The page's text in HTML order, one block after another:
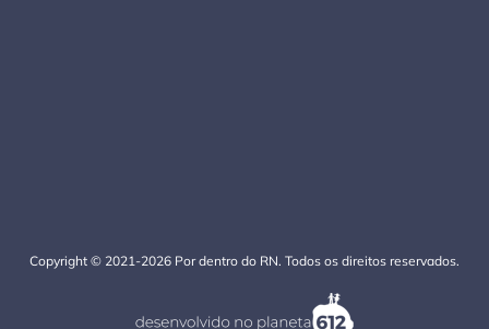
Copyright © 2021-2026 Por dentro do RN. Todos os direitos reservados.